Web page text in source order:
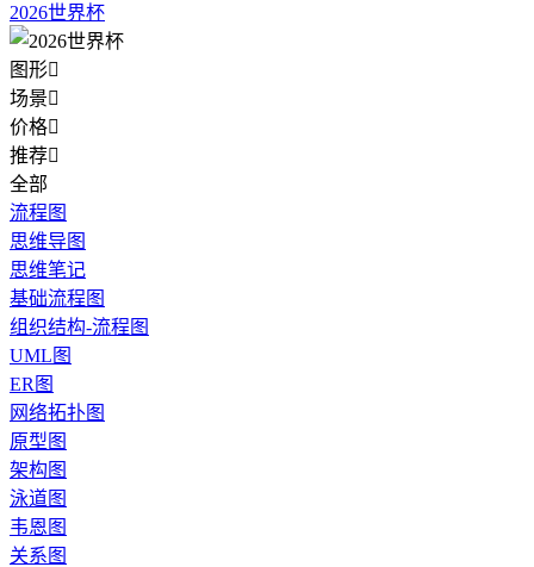
2026世界杯
图形
场景
价格
推荐
全部
流程图
思维导图
思维笔记
基础流程图
组织结构-流程图
UML图
ER图
网络拓扑图
原型图
架构图
泳道图
韦恩图
关系图